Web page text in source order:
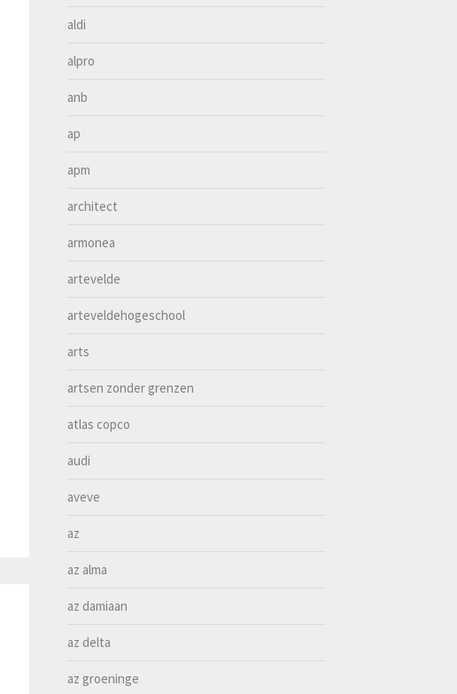
aldi
alpro
anb
ap
apm
architect
armonea
artevelde
arteveldehogeschool
arts
artsen zonder grenzen
atlas copco
audi
aveve
az
az alma
az damiaan
az delta
az groeninge